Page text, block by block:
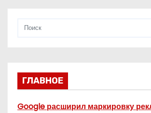
ГЛАВНОЕ
Google расширил маркировку